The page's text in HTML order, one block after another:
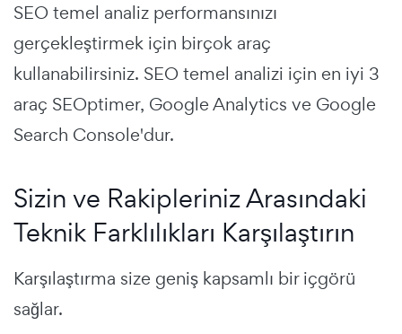
SEO temel analiz performansınızı
gerçekleştirmek için birçok araç
kullanabilirsiniz. SEO temel analizi için en iyi 3
araç SEOptimer, Google Analytics ve Google
Search Console'dur.
Sizin ve Rakipleriniz Arasındaki
Teknik Farklılıkları Karşılaştırın
Karşılaştırma size geniş kapsamlı bir içgörü
sağlar.